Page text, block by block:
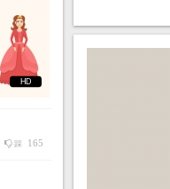
HD
踩 165